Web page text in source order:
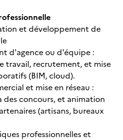
et développement de
d'agence ou d'équipe :
travail, recrutement, et mise
(BIM, cloud).
et mise en réseau :
des concours, et animation
(artisans, bureaux
professionnelles et